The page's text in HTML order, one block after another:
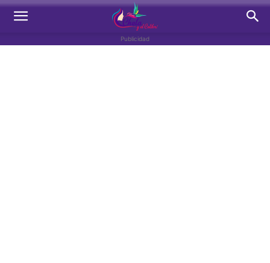
Publicidad